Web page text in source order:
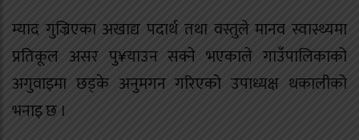
म्याद गुज्रिएका अखाद्य पदार्थ तथा वस्तुले मानव स्वास्थ्यमा
प्रतिकूल असर पु¥याउन सक्ने भएकाले गाउँपालिकाको
अगुवाइमा छड्के अनुमगन गरिएको उपाध्यक्ष थकालीको
भनाइ छ ।